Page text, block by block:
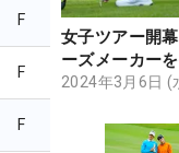
F
F
F
女子ツアー開
ーズメーカー
2024年3月6日 (